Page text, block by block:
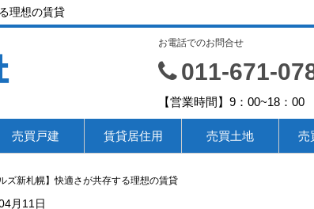
理想の賃貸
お電話でのお問合せ
011-671-
【営業時間】9：00~18：
売買戸建 賃貸居住用 売買土地 売
ズ新札幌】快適さが共存する理想の賃貸
月11日